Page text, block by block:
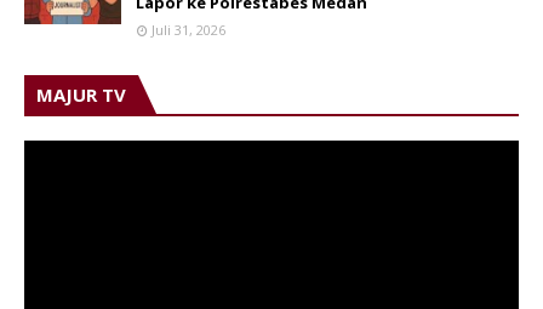
Juli 31, 2026
MAJUR TV